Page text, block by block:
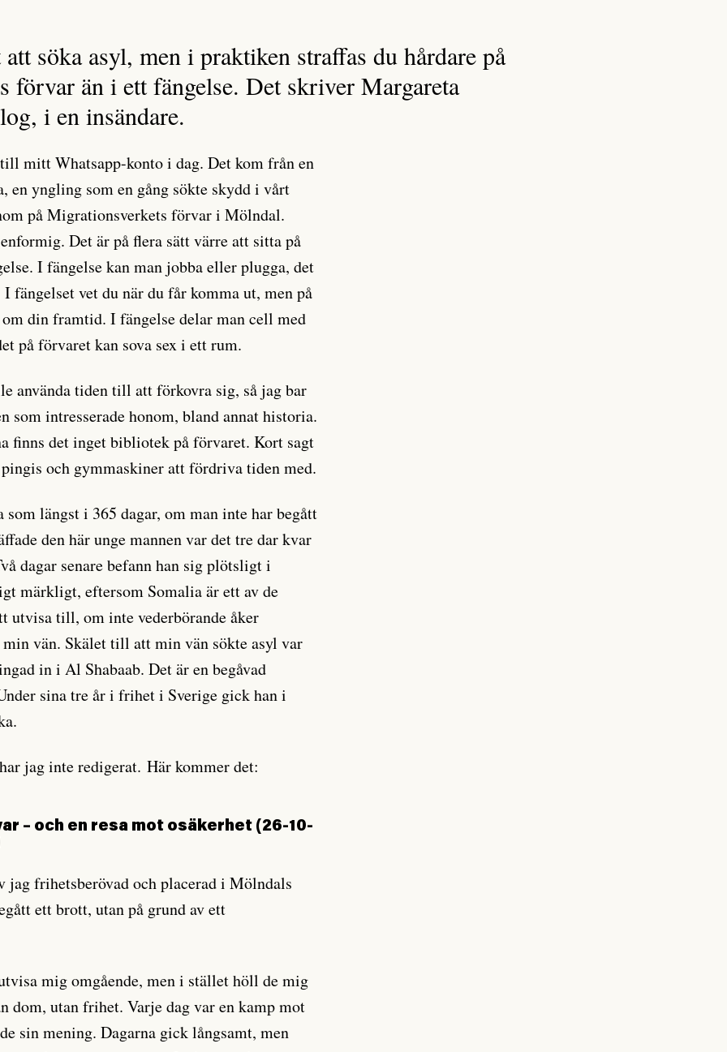
söka asyl, men i praktiken straffas du hårdare på
förvar än i ett fängelse. Det skriver Margareta
i en insändare.
mitt Whatsapp-konto i dag. Det kom från en
en yngling som en gång sökte skydd i vårt
på Migrationsverkets förvar i Mölndal.
Det är på flera sätt värre att sitta på
I fängelse kan man jobba eller plugga, det
fängelset vet du när du får komma ut, men på
din framtid. I fängelse delar man cell med
på förvaret kan sova sex i ett rum.
använda tiden till att förkovra sig, så jag bar
som intresserade honom, bland annat historia.
finns det inget bibliotek på förvaret. Kort sagt
och gymmaskiner att fördriva tiden med.
längst i 365 dagar, om man inte har begått
den här unge mannen var det tre dar kvar
dagar senare befann han sig plötsligt i
märkligt, eftersom Somalia är ett av de
utvisa till, om inte vederbörande åker
vän. Skälet till att min vän sökte asyl var
in i Al Shabaab. Det är en begåvad
sina tre år i frihet i Sverige gick han i
jag inte redigerat. Här kommer det:
– och en resa mot osäkerhet (26-10-
jag frihetsberövad och placerad i Mölndals
ett brott, utan på grund av ett
mig omgående, men i stället höll de mig
dom, utan frihet. Varje dag var en kamp mot
sin mening. Dagarna gick långsamt, men